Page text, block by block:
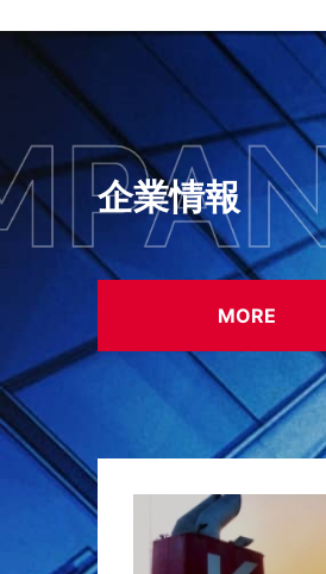
企業情報
MORE